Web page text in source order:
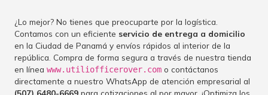
¿Lo mejor? No tienes que preocuparte por la logística.
Contamos con un eficiente servicio de entrega a domicilio
en la Ciudad de Panamá y envíos rápidos al interior de la
república. Compra de forma segura a través de nuestra tienda
en línea www.utiliofficerover.com o contáctanos
directamente a nuestro WhatsApp de atención empresarial al
(507) 6480-6669 para cotizaciones al por mayor. ¡Optimiza los